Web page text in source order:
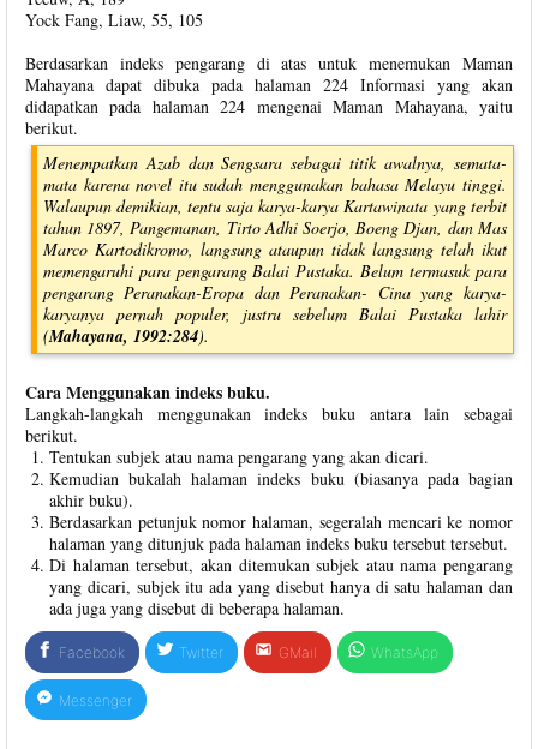
Yock Fang, Liaw, 55, 105
Berdasarkan indeks pengarang di atas untuk menemukan Maman
Mahayana dapat dibuka pada halaman 224 Informasi yang akan
didapatkan pada halaman 224 mengenai Maman Mahayana, yaitu
berikut.
Menempatkan Azab dan Sengsara sebagai titik awalnya, semata-
mata karena novel itu sudah menggunakan bahasa Melayu tinggi.
Walaupun demikian, tentu saja karya-karya Kartawinata yang terbit
tahun 1897, Pangemanan, Tirto Adhi Soerjo, Boeng Djan, dan Mas
Marco Kartodikromo, langsung ataupun tidak langsung telah ikut
memengaruhi para pengarang Balai Pustaka. Belum termasuk para
pengarang Peranakan-Eropa dan Peranakan- Cina yang karya-
karyanya pernah populer, justru sebelum Balai Pustaka lahir
(Mahayana, 1992:284).
Cara Menggunakan indeks buku.
Langkah-langkah menggunakan indeks buku antara lain sebagai
berikut.
Tentukan subjek atau nama pengarang yang akan dicari.
Kemudian bukalah halaman indeks buku (biasanya pada bagian
akhir buku).
Berdasarkan petunjuk nomor halaman, segeralah mencari ke nomor
halaman yang ditunjuk pada halaman indeks buku tersebut tersebut.
Di halaman tersebut, akan ditemukan subjek atau nama pengarang
yang dicari, subjek itu ada yang disebut hanya di satu halaman dan
ada juga yang disebut di beberapa halaman.
Facebook Twitter GMail WhatsApp
Messenger